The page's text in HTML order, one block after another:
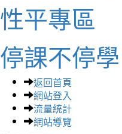
性平專區
停課不停學
返回首頁
網站登入
流量統計
網站導覽